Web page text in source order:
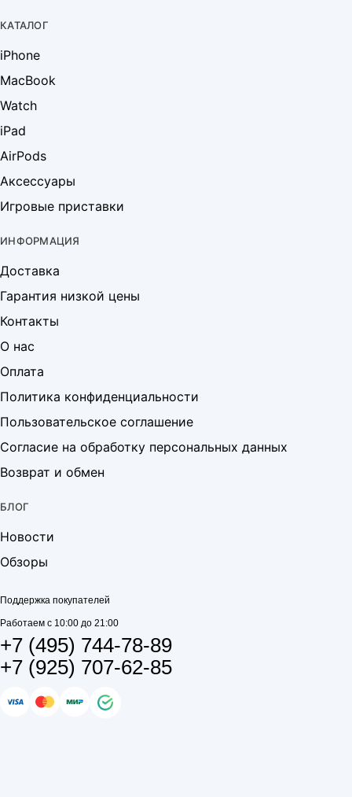
КАТАЛОГ
iPhone
MacBook
Watch
iPad
AirPods
Аксессуары
Игровые приставки
ИНФОРМАЦИЯ
Доставка
Гарантия низкой цены
Контакты
О нас
Оплата
Политика конфиденциальности
Пользовательское соглашение
Согласие на обработку персональных данных
Возврат и обмен
БЛОГ
Новости
Обзоры
Поддержка покупателей
Работаем с 10:00 до 21:00
+7 (495) 744-78-89
+7 (925) 707-62-85